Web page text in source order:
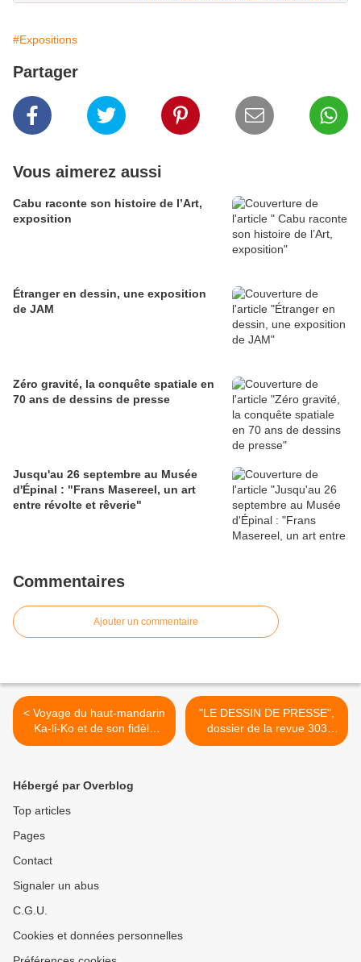
#Expositions
Partager
Vous aimerez aussi
Cabu raconte son histoire de l’Art,
exposition
Étranger en dessin, une exposition
de JAM
Zéro gravité, la conquête spatiale en
70 ans de dessins de presse
Jusqu'au 26 septembre au Musée
d'Épinal : "Frans Masereel, un art
entre révolte et rêverie"
Commentaires
Ajouter un commentaire
< Voyage du haut-mandarin
Ka-li-Ko et de son fidèle
secrétaire (1885), réédition
"LE DESSIN DE PRESSE",
dossier de la revue 303
"arts, recherches,
Hébergé par Overblog
Top articles
Pages
Contact
Signaler un abus
C.G.U.
Cookies et données personnelles